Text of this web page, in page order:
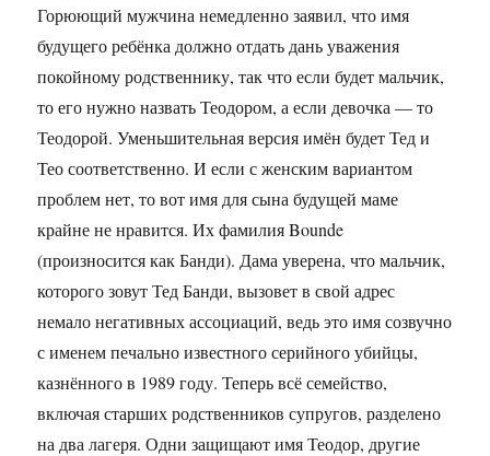
Горюющий мужчина немедленно заявил, что имя
будущего ребёнка должно отдать дань уважения
покойному родственнику, так что если будет мальчик,
то его нужно назвать Теодором, а если девочка — то
Теодорой. Уменьшительная версия имён будет Тед и
Тео соответственно. И если с женским вариантом
проблем нет, то вот имя для сына будущей маме
крайне не нравится. Их фамилия Bounde
(произносится как Банди). Дама уверена, что мальчик,
которого зовут Тед Банди, вызовет в свой адрес
немало негативных ассоциаций, ведь это имя созвучно
с именем печально известного серийного убийцы,
казнённого в 1989 году. Теперь всё семейство,
включая старших родственников супругов, разделено
на два лагеря. Одни защищают имя Теодор, другие